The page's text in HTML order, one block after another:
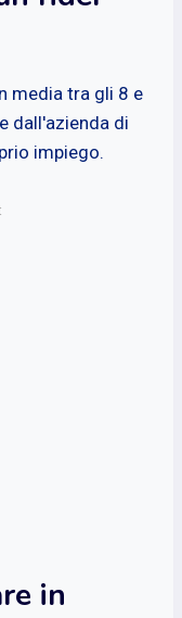
media tra gli 8 e
dall'azienda di
impiego.
in